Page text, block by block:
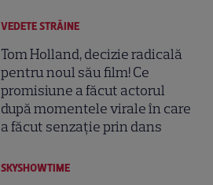
VEDETE STRĂINE
Tom Holland, decizie radicală
pentru noul său film! Ce
promisiune a făcut actorul
după momentele virale în care
a făcut senzație prin dans
SKYSHOWTIME